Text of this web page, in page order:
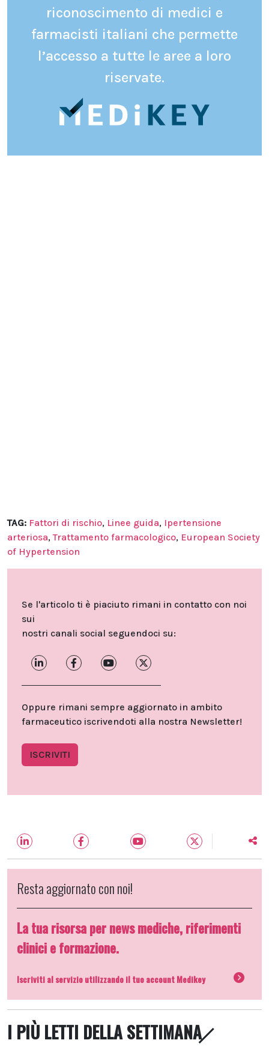
riconoscimento di medici e
farmacisti italiani che permette
l’accesso a tutte le aree a loro
riservate.
TAG: Fattori di rischio, Linee guida, Ipertensione
arteriosa,Trattamento farmacologico, European Society
of Hypertension
Se l'articolo ti è piaciuto rimani in contatto con noi
sui
nostri canali social seguendoci su:
Oppure rimani sempre aggiornato in ambito
farmaceutico iscrivendoti alla nostra Newsletter!
ISCRIVITI
Resta aggiornato con noi!
La tua risorsa per news mediche, riferimenti
clinici e formazione.
Iscriviti al servizio utilizzando il tuo account Medikey
I PIÙ LETTI DELLA SETTIMANA